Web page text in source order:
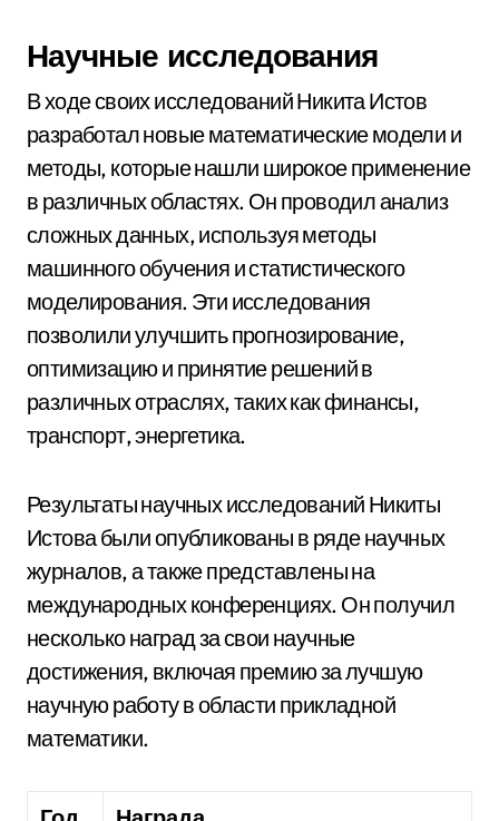
Научные исследования
В ходе своих исследований Никита Истов
разработал новые математические модели и
методы, которые нашли широкое применение
в различных областях. Он проводил анализ
сложных данных, используя методы
машинного обучения и статистического
моделирования. Эти исследования
позволили улучшить прогнозирование,
оптимизацию и принятие решений в
различных отраслях, таких как финансы,
транспорт, энергетика.
Результаты научных исследований Никиты
Истова были опубликованы в ряде научных
журналов, а также представлены на
международных конференциях. Он получил
несколько наград за свои научные
достижения, включая премию за лучшую
научную работу в области прикладной
математики.